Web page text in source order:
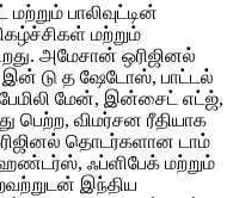
பாலிவுட்டின்
மற்றும்
அமேசான் ஒரிஜினல்
டு த ஷேடோஸ், பாட்டல்
மேன், இன்சைட் எட்ஜ்,
பெற்ற, விமர்சன ரீதியாக
தொடர்களான டாம்
ஃப்ளிபேக் மற்றும்
இந்திய